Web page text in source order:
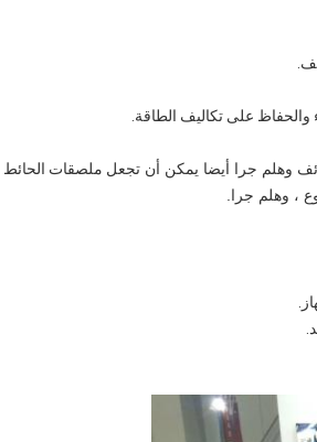
وهلم جرا أيضا يمكن أن تجعل ملصقات الحائط
، وهلم جرا.